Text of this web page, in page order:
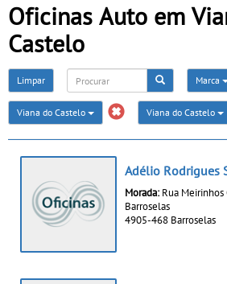
Oficinas Auto em
Castelo
Limpar Marca
Viana do Castelo Viana do Castelo
Adélio Rodrigues
Morada: Rua
Barroselas
4905-468 Barroselas